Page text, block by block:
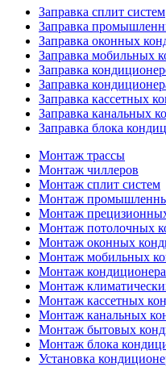
Заправка сплит систем
Заправка
Заправка оконных
Заправка мобильных
Заправка
Заправка
Заправка кассетных
Заправка канальных
Заправка блока
Монтаж трассы
Монтаж чиллеров
Монтаж сплит систем
Монтаж
Монтаж
Монтаж потолочных
Монтаж оконных
Монтаж мобильных
Монтаж
Монтаж
Монтаж кассетных
Монтаж канальных
Монтаж бытовых
Монтаж блока
Установка